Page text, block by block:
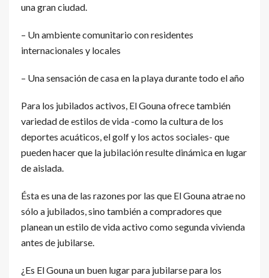
una gran ciudad.
– Un ambiente comunitario con residentes
internacionales y locales
– Una sensación de casa en la playa durante todo el año
Para los jubilados activos, El Gouna ofrece también
variedad de estilos de vida -como la cultura de los
deportes acuáticos, el golf y los actos sociales- que
pueden hacer que la jubilación resulte dinámica en lugar
de aislada.
Ésta es una de las razones por las que El Gouna atrae no
sólo a jubilados, sino también a compradores que
planean un estilo de vida activo como segunda vivienda
antes de jubilarse.
¿Es El Gouna un buen lugar para jubilarse para los